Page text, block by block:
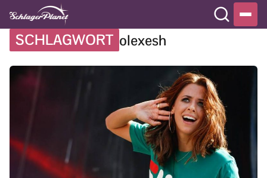
SCHLAGWORT olexesh